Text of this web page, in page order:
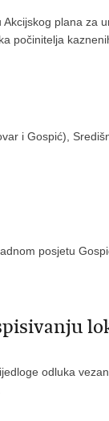
plana za
počinitelja
i Gospić),
posjetu
odluka